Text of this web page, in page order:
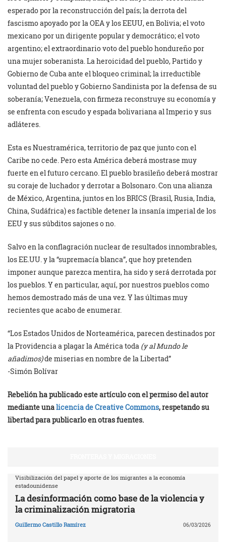
esperado por la reconstrucción del país; la derrota del
fascismo apoyado por la OEA y los EEUU, en Bolivia; el voto
mexicano por un dirigente popular y democrático; el voto
argentino; el extraordinario voto del pueblo hondureño por
una mujer soberanista. La heroicidad del pueblo, Partido y
Gobierno de Cuba ante el bloqueo criminal; la irreductible
voluntad del pueblo y Gobierno Sandinista por la defensa de su
soberanía; Venezuela, con firmeza reconstruye su economía y
se enfrenta con escudo y espada bolivariana al Imperio y sus
adláteres.
Esta es Nuestramérica, territorio de paz que junto con el
Caribe no cede. Pero esta América deberá mostrase muy
fuerte en el futuro cercano. El pueblo brasileño deberá mostrar
su coraje de luchador y derrotar a Bolsonaro. Con una alianza
de México, Argentina, juntos en los BRICS (Brasil, Rusia, India,
China, Sudáfrica) es factible detener la insanía imperial de los
EEU y sus súbditos sajones o no.
Salvo en la conflagración nuclear de resultados innombrables,
los EE.UU. y la “supremacía blanca”, que hoy pretenden
imponer aunque parezca mentira, ha sido y será derrotada por
los pueblos. Y en particular, aquí, por nuestros pueblos como
hemos demostrado más de una vez. Y las últimas muy
recientes que acabo de enumerar.
“Los Estados Unidos de Norteamérica, parecen destinados por
la Providencia a plagar la América toda (y al Mundo le
añadimos)de miserias en nombre de la Libertad”
-Simón Bolívar
Rebelión ha publicado este artículo con el permiso del autor
mediante unalicencia de Creative Commons, respetando su
libertad para publicarlo en otras fuentes.
Visibilización del papel y aporte de los migrantes a la economía
estadounidense
La desinformación como base de la violencia y
la criminalización migratoria
Guillermo Castillo Ramírez 06/03/2026